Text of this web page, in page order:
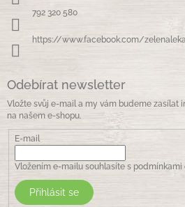
792 320 580
https://www.facebook.com/
Odebírat newsletter
Vložte svůj e-mail a my vám budeme zasílat
na našem e-shopu.
E-mail
Vložením e-mailu souhlasíte s podmínkami
Přihlásit se